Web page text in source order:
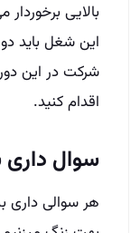
بالایی
این شغل باید
شرکت در این
اقدام کنید.
سوال داری
هر سوالی داری